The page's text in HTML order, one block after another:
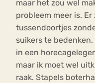
maar het zou wel
probleem meer is.
tussendoortjes
suikers te
in een
maar ik moet wel
raak. Stapels